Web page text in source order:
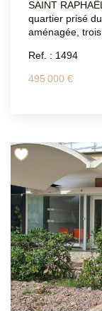
SAINT
quartier prisé
aménagée,
Joli Jardin avec
et rue. DPE: D
agence :
informations
Ref. : 1494
495 000 €